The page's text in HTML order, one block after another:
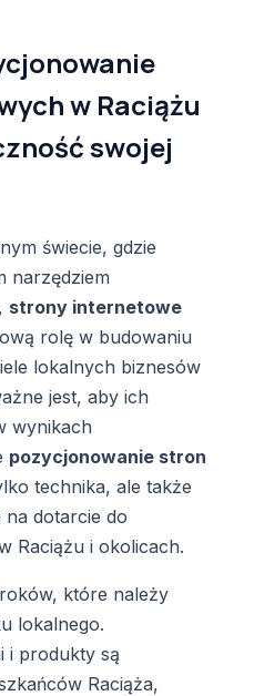
w Raciążu
swojej
świecie, gdzie
narzędziem
strony internetowe
rolę w budowaniu
lokalnych biznesów
jest, aby ich
wynikach
pozycjonowanie stron
technika, ale także
dotarcie do
Raciążu i okolicach.
które należy
lokalnego.
i produkty są
Raciąża,